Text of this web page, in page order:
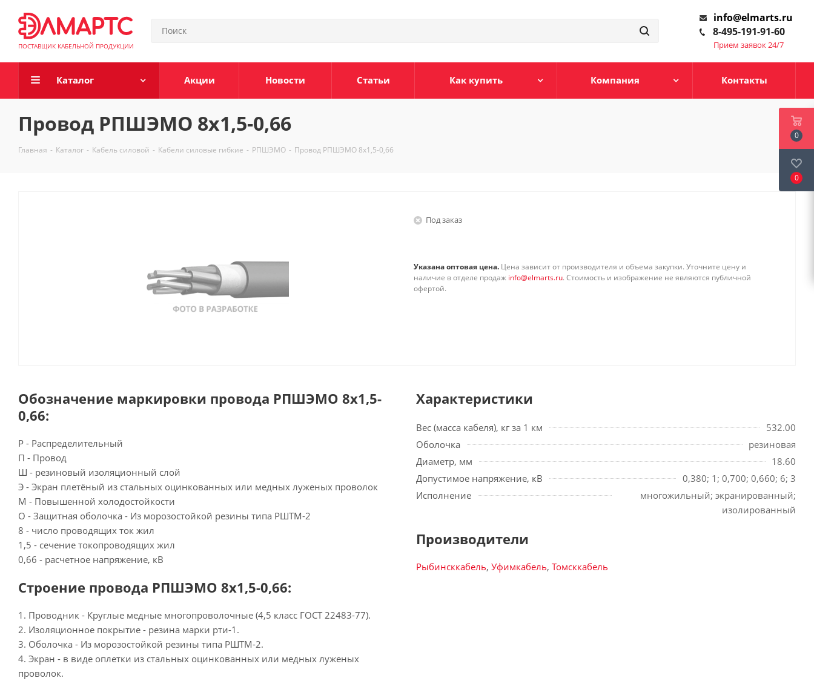
ПОСТАВЩИК КАБЕЛЬНОЙ ПРОДУКЦИИ
info@elmarts.ru
8-495-191-91-60
Прием заявок 24/7
Каталог Акции Новости Статьи Как купить Компания Контакты
Провод РПШЭМО 8х1,5-0,66
Главная - Каталог - Кабель силовой - Кабели силовые гибкие - РПШЭМО - Провод РПШЭМО 8х1,5-0,66
Под заказ
Указана оптовая цена. Цена зависит от производителя и объема закупки. Уточните цену и
наличие в отделе продаж info@elmarts.ru. Стоимость и изображение не являются публичной
офертой.
Обозначение маркировки провода РПШЭМО 8х1,5-
0,66:
Р - Распределительный
П - Провод
Ш - резиновый изоляционный слой
Э - Экран плетёный из стальных оцинкованных или медных луженых проволок
М - Повышенной холодостойкости
О - Защитная оболочка - Из морозостойкой резины типа РШТМ-2
8 - число проводящих ток жил
1,5 - сечение токопроводящих жил
0,66 - расчетное напряжение, кВ
Строение провода РПШЭМО 8х1,5-0,66:
1. Проводник - Круглые медные многопроволочные (4,5 класс ГОСТ 22483-77).
2. Изоляционное покрытие - резина марки рти-1.
3. Оболочка - Из морозостойкой резины типа РШТМ-2.
4. Экран - в виде оплетки из стальных оцинкованных или медных луженых
проволок.
Характеристики
Вес (масса кабеля), кг за 1 км
532.00
Оболочка
резиновая
Диаметр, мм
18.60
Допустимое напряжение, кВ
0,380; 1; 0,700; 0,660; 6; 3
Исполнение
многожильный; экранированный;
изолированный
Производители
Рыбинсккабель, Уфимкабель, Томсккабель
0
0